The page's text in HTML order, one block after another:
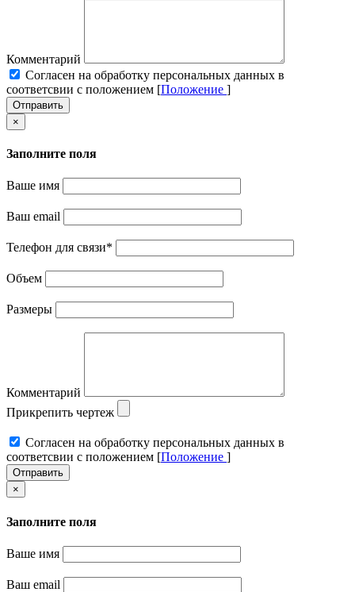
Комментарий
Cогласен на обработку персональных данных в
соответсвии с положением [Положение ]
Отправить
×
Заполните поля
Ваше имя
Ваш email
Телефон для связи*
Объем
Размеры
Комментарий
Прикрепить чертеж
Cогласен на обработку персональных данных в
соответсвии с положением [Положение ]
Отправить
×
Заполните поля
Ваше имя
Ваш email